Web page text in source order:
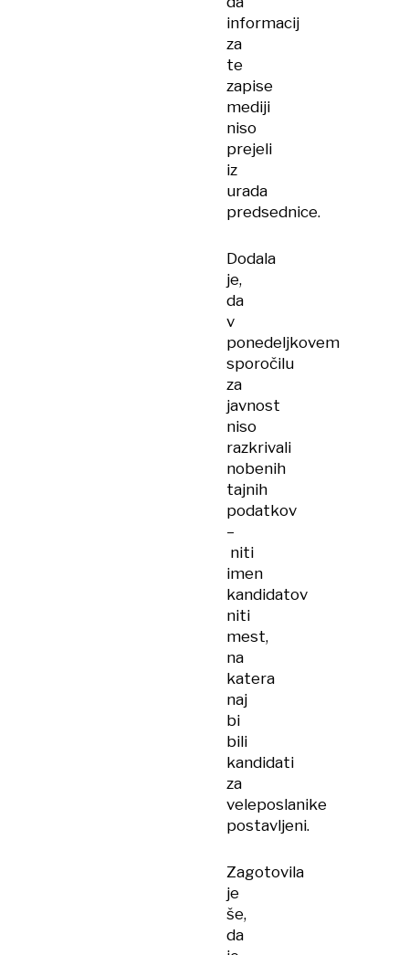
informacij
za
te
zapise
mediji
niso
prejeli
iz
urada
predsednice.
Dodala
je,
da
v
ponedeljkovem
sporočilu
za
javnost
niso
razkrivali
nobenih
tajnih
podatkov
–
niti
imen
kandidatov
niti
mest,
na
katera
naj
bi
bili
kandidati
za
veleposlanike
postavljeni.
Zagotovila
je
še,
da